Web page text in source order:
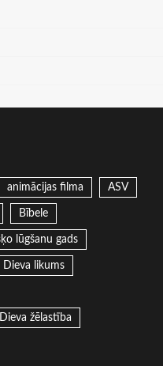
animācijas filma ASV
Bībele
lūgšanu gads
Dieva likums
Dieva žēlastība